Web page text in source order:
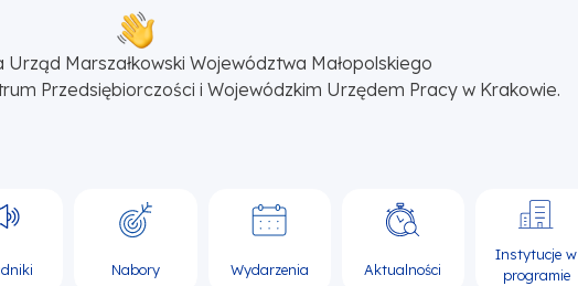
Marszałkowski Województwa Małopolskiego
Przedsiębiorczości i Wojewódzkim Urzędem Pracy w Krakowie.
Nabory Wydarzenia Aktualności
Instytucje w
programie